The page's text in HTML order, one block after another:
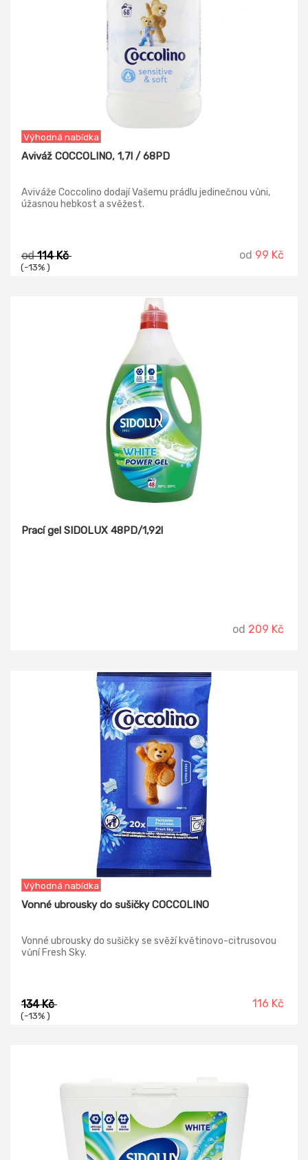
Výhodná nabídka
Aviváž COCCOLINO, 1,7l / 68PD
Aviváže Coccolino dodají Vašemu prádlu jedinečnou vůni,
úžasnou hebkost a svěžest.
od114 Kč
(-13% )
od 99 Kč
Prací gel SIDOLUX 48PD/1,92l
od 209 Kč
Výhodná nabídka
Vonné ubrousky do sušičky COCCOLINO
Vonné ubrousky do sušičky se svěží květinovo-citrusovou
vůní Fresh Sky.
134 Kč
(-13% )
116 Kč